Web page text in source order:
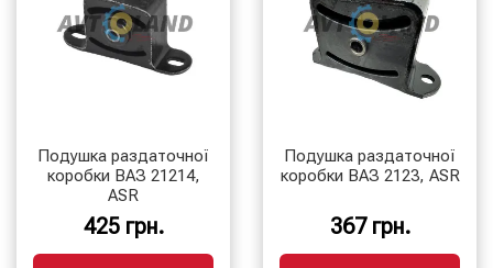
Подушка раздаточної
коробки ВАЗ 21214,
ASR
425 грн.
Подушка раздаточної
коробки ВАЗ 2123, ASR
367 грн.